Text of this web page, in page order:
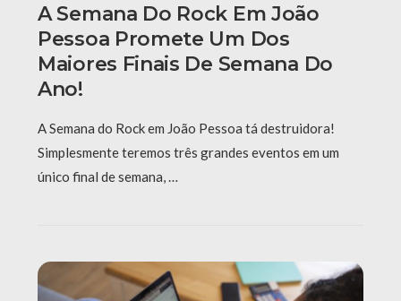
A Semana Do Rock Em João
Pessoa Promete Um Dos
Maiores Finais De Semana Do
Ano!
A Semana do Rock em João Pessoa tá destruidora!
Simplesmente teremos três grandes eventos em um
único final de semana, …